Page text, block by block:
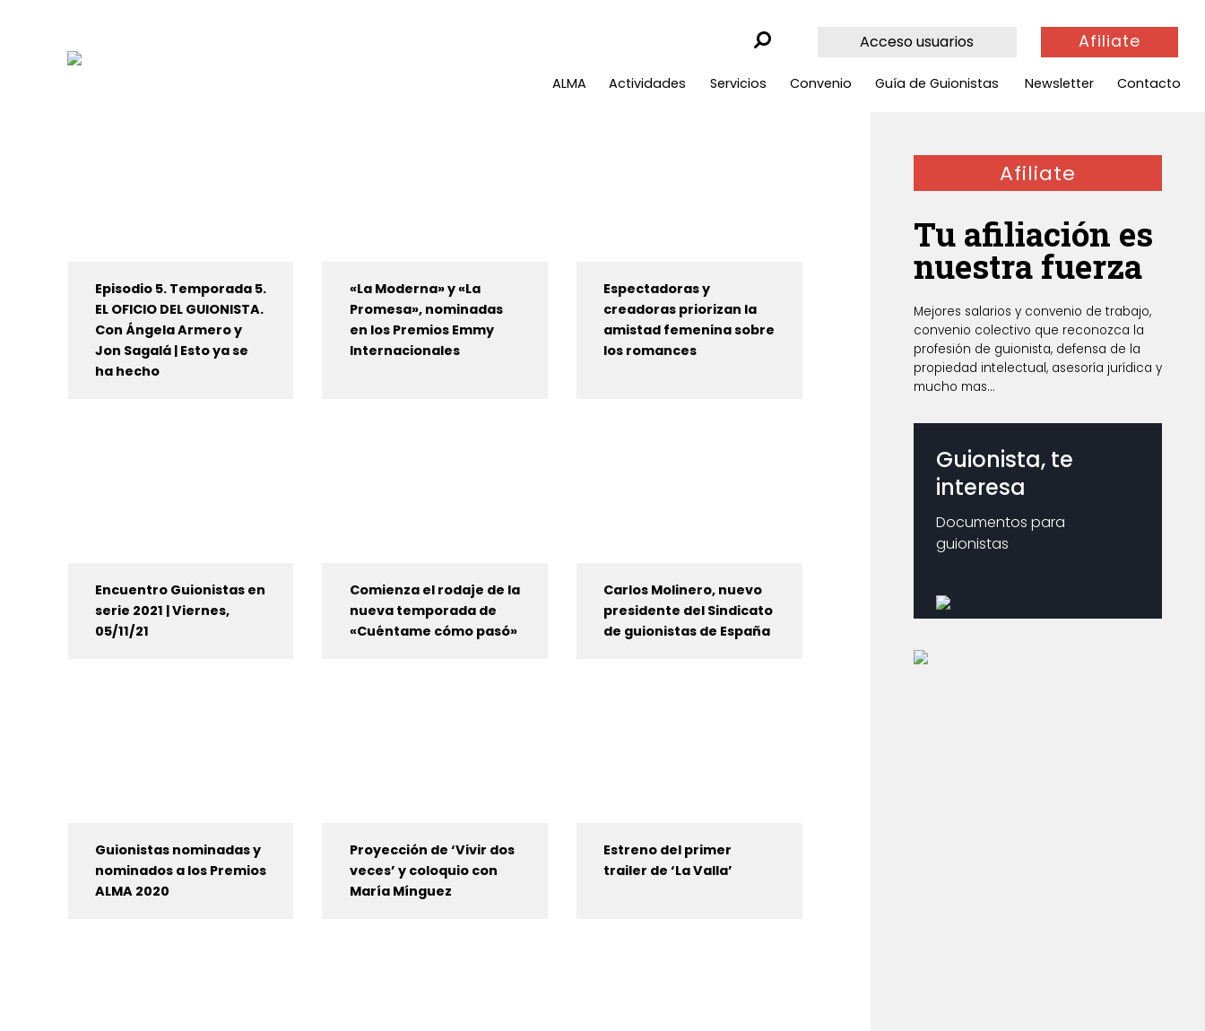
Acceso usuarios Afiliate
ALMA Actividades Servicios Convenio Guía de Guionistas Newsletter Contacto
Episodio 5. Temporada 5.
EL OFICIO DEL GUIONISTA.
Con Ángela Armero y
Jon Sagalá | Esto ya se
ha hecho
«La Moderna» y «La
Promesa», nominadas
en los Premios Emmy
Internacionales
Espectadoras y
creadoras priorizan la
amistad femenina sobre
los romances
Encuentro Guionistas en
serie 2021 | Viernes,
05/11/21
Comienza el rodaje de la
nueva temporada de
«Cuéntame cómo pasó»
Carlos Molinero, nuevo
presidente del Sindicato
de guionistas de España
Guionistas nominadas y
nominados a los Premios
ALMA 2020
Proyección de ‘Vivir dos
veces’ y coloquio con
María Mínguez
Estreno del primer
trailer de ‘La Valla’
Afiliate
Tu afiliación es
nuestra fuerza
Mejores salarios y convenio de trabajo,
convenio colectivo que reconozca la
profesión de guionista, defensa de la
propiedad intelectual, asesoría jurídica y
mucho mas...
Guionista, te
interesa
Documentos para
guionistas